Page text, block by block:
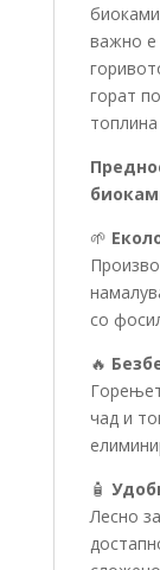
важно е
горат
🌱
со
🔥
чад и
🧴
Лесно